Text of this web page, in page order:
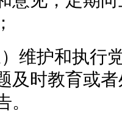
）维护和执行
及时教育或
。